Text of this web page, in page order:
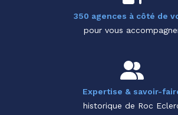
350 agences à côté de
pour vous
Expertise & savoir-
historique de Roc